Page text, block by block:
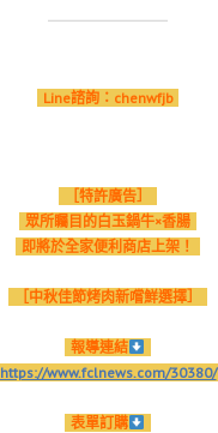
Line諮詢：chenwfjb
［特許廣告］
眾所矚目的白玉鍋牛×香腸
即將於全家便利商店上架！
［中秋佳節烤肉新嚐鮮選擇］
報導連結
https://www.fclnews.com/30380/
表單訂購